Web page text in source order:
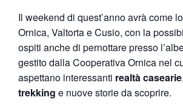
Il weekend di quest’anno avrà come
Ornica, Valtorta e Cusio, con la
ospiti anche di pernottare presso
gestito dalla Cooperativa Ornica nel
aspettano interessanti realtà casearie,
trekking e nuove storie da scoprire.